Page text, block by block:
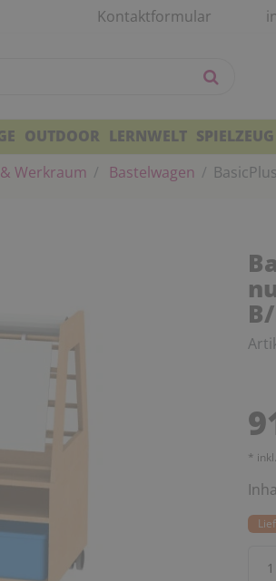
Kontaktformular
OUTDOOR LERNWELT SPIELZEUG
Werkraum Bastelwagen
*